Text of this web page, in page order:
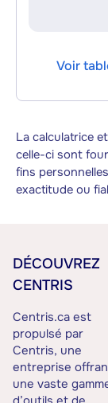
Voir
La calculatrice
celle-ci sont
fins
exactitude ou
DÉCOUVREZ
CENTRIS
Centris.ca est
propulsé par
Centris, une
entreprise
une vaste